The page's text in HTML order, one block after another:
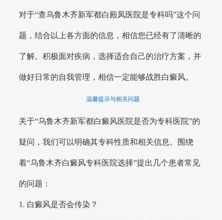
对于“查乌鲁木齐新军都白殿凤医院是专科吗”这个问
题，结合以上各方面的信息，相信您已经有了清晰的
了解。积极面对疾病，选择适合自己的治疗方案，并
做好日常的自我管理，相信一定能够战胜白癜风。
温馨提示与相关问题
关于“乌鲁木齐新军都白癜风医院是否为专科医院”的
疑问，我们可以明确其专科性质和相关信息。围绕
着“乌鲁木齐白癜风专科医院选择”提出几个患者常见
的问题：
1. 白癜风是否会传染？